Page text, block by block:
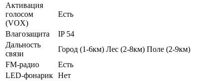
Активация
голосом
(VOX)
Есть
Влагозащита
IP 54
Дальность
связи
Город (1-6км) Лес (2-8км) Поле (2-9км)
FM-радио
Есть
LED-фонарик Нет